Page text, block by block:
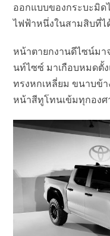
ออกแบบของกระบะมิ
ไฟฟ้าหนึ่งในสามสิบที่ไ
หน้าตายกงานดีไซน์มา
นท์ไซซ์ มาเกือบหมดตั้
ทรงหกเหลี่ยม ขนาบข้
หน้าสีทูโทนเข้มทุกองศ